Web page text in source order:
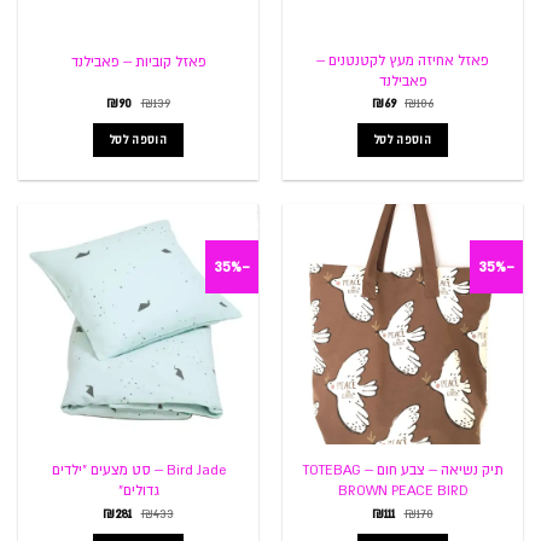
פאזל אחיזה מעץ לקטנטנים –
פאבילנד
₪106
המחיר
היה:
₪106.
₪69
המחיר
הוספה לסל
פאזל קוביות – פאבילנד
₪139
המחיר
היה:
₪139.
₪90
המחיר
הוספה לסל
-35%
תיק נשיאה – צבע חום – TOTEBAG
BROWN PEACE BIRD
₪170
המחיר
₪111
המחיר
-35%
Bird Jade – סט מצעים "ילדים
גדולים"
₪433
המחיר
₪281
המחיר